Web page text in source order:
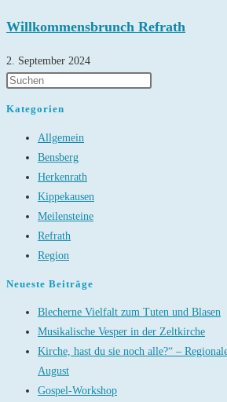
Willkommensbrunch Refrath
2. September 2024
Kategorien
Allgemein
Bensberg
Herkenrath
Kippekausen
Meilensteine
Refrath
Region
Neueste Beiträge
Blecherne Vielfalt zum Tuten und Blasen
Musikalische Vesper in der Zeltkirche
Kirche, hast du sie noch alle?“ –
August
Gospel-Workshop